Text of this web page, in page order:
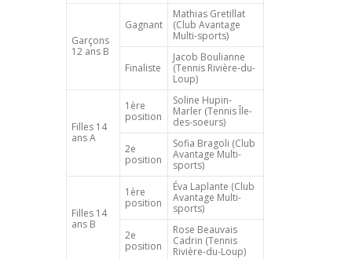
Garçons
12 ans B
Gagnant
Mathias Gretillat
(Club Avantage
Multi-sports)
Finaliste
Jacob Boulianne
(Tennis Rivière-du-
Loup)
Filles 14
ans A
1ère
position
Soline Hupin-
Marler (Tennis Île-
des-soeurs)
2e
position
Sofia Bragoli (Club
Avantage Multi-
sports)
Filles 14
ans B
1ère
position
Éva Laplante (Club
Avantage Multi-
sports)
2e
position
Rose Beauvais
Cadrin (Tennis
Rivière-du-Loup)